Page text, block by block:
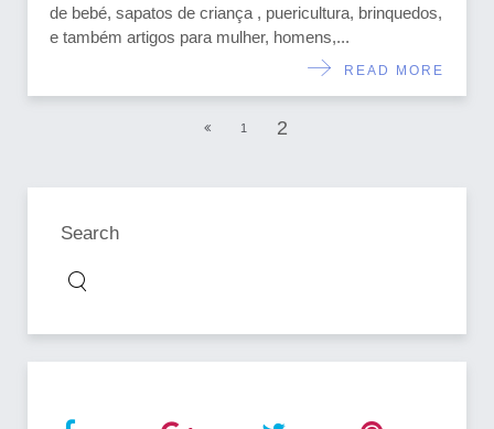
de bebé, sapatos de criança , puericultura, brinquedos,
e também artigos para mulher, homens,...
READ MORE
1 2
Search